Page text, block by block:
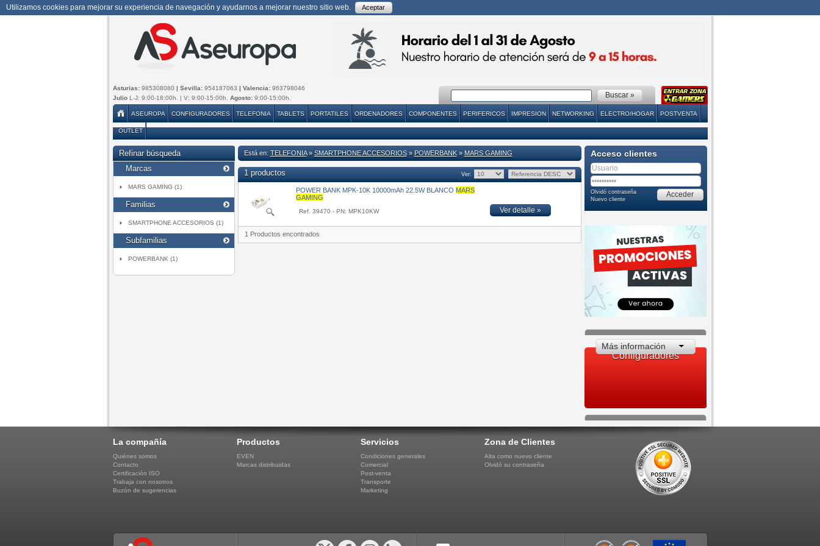
Utilizamos cookies para mejorar su experiencia de navegación y ayudarnos a mejorar nuestro sitio web. Aceptar
Asturias: 985308080 | Sevilla: 954187063 | Valencia: 963798046
JulioL-J: 9:00-18:00h. | V: 9:00-15:00h. Agosto:9:00-15:00h.
ASEUROPA CONFIGURADORES TELEFONIA TABLETS PORTATILES ORDENADORES COMPONENTES PERIFERICOS IMPRESION NETWORKING ELECTRO/HOGAR POSTVENTA
OUTLET
Refinar búsqueda
Marcas
MARS GAMING (1)
Familias
SMARTPHONE ACCESORIOS (1)
Subfamilias
POWERBANK (1)
Está en: TELEFONIA» SMARTPHONE ACCESORIOS» POWERBANK» MARS GAMING
1 productos Ver:
POWER BANK MPK-10K 10000mAh 22.5W BLANCO MARS
GAMING
Ref. 39470 - PN: MPK10KW Ver detalle »
1 Productos encontrados
Acceso clientes
Olvidó contraseña
Nuevo cliente
Configuradores
Más información
La compañía
Quiénes somos
Contacto
Certificación ISO
Trabaja con nosotros
Buzón de sugerencias
Productos
EVEN
Marcas distribuidas
Servicios
Condiciones generales
Comercial
Post-venta
Transporte
Marketing
Zona de Clientes
Alta como nuevo cliente
Olvidó su contraseña